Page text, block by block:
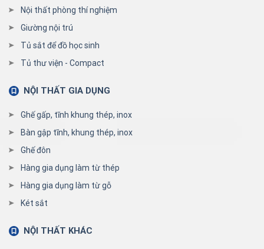
Nội thất phòng thí nghiệm
Giường nội trú
Tủ sắt để đồ học sinh
Tủ thư viện - Compact
NỘI THẤT GIA DỤNG
Ghế gấp, tĩnh khung thép, inox
Bàn gập tĩnh, khung thép, inox
Ghế đôn
Hàng gia dụng làm từ thép
Hàng gia dụng làm từ gỗ
Két sắt
NỘI THẤT KHÁC